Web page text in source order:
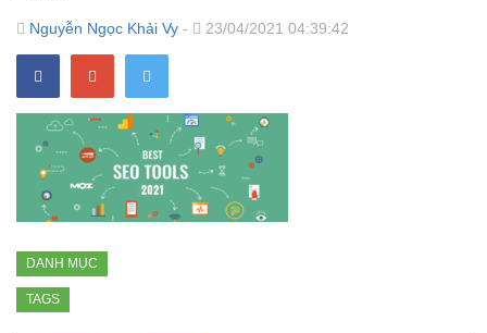
Nguyễn Ngọc Khải Vy - 23/04/2021 04:39:42
DANH MỤC
TAGS